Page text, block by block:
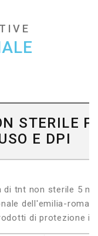
STERILE
E DPI
tnt non sterile 5
dell'emilia-
di protezione